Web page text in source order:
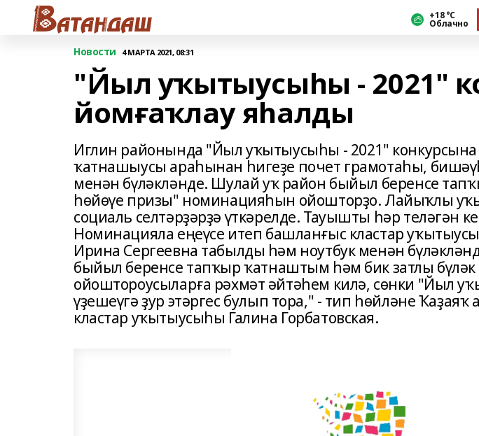
+18 °С
Облачно
Новости 4 МАРТА 2021, 08:31
"Йыл уҡытыусыһы - 2021"
йомғаҡлау яһалды
Иглин районында "Йыл уҡытыусыһы - 2021"
ҡатнашыусы араһынан һигеҙе почет грамотаһы,
менән бүләкләнде. Шулай уҡ район быйыл беренсе
һөйөүе призы" номинацияһын ойошторҙо. Лайыҡлы
социаль селтәрҙәрҙә үткәрелде. Тауышты һәр теләгән
Номинацияла еңеүсе итеп башланғыс кластар
Ирина Сергеевна табылды һәм ноутбук менән
быйыл беренсе тапҡыр ҡатнаштым һәм бик затлы
ойоштороусыларға рәхмәт әйтәһем килә, сөнки "Йыл
үҙешеүгә ҙур этәргес булып тора," - тип һөйләне
кластар уҡытыусыһы Галина Горбатовская.